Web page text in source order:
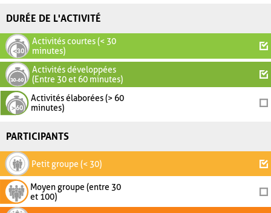
DURÉE DE L'ACTIVITÉ
Activités courtes (< 30
minutes)
Activités développées
(Entre 30 et 60 minutes)
Activités élaborées (> 60
minutes)
PARTICIPANTS
Petit groupe (< 30)
Moyen groupe (entre 30
et 100)